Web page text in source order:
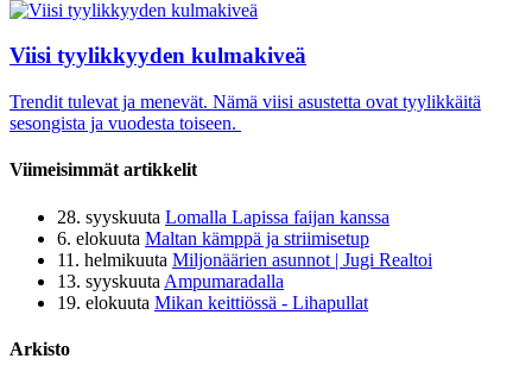
Viisi tyylikkyyden kulmakiveä
Trendit tulevat ja menevät. Nämä viisi asustetta ovat tyylikkäitä
sesongista ja vuodesta toiseen.
Viimeisimmät artikkelit
28. syyskuuta Lomalla Lapissa faijan kanssa
6. elokuuta Maltan kämppä ja striimisetup
11. helmikuuta Miljonäärien asunnot | Jugi Realtoi
13. syyskuuta Ampumaradalla
19. elokuuta Mikan keittiössä - Lihapullat
Arkisto